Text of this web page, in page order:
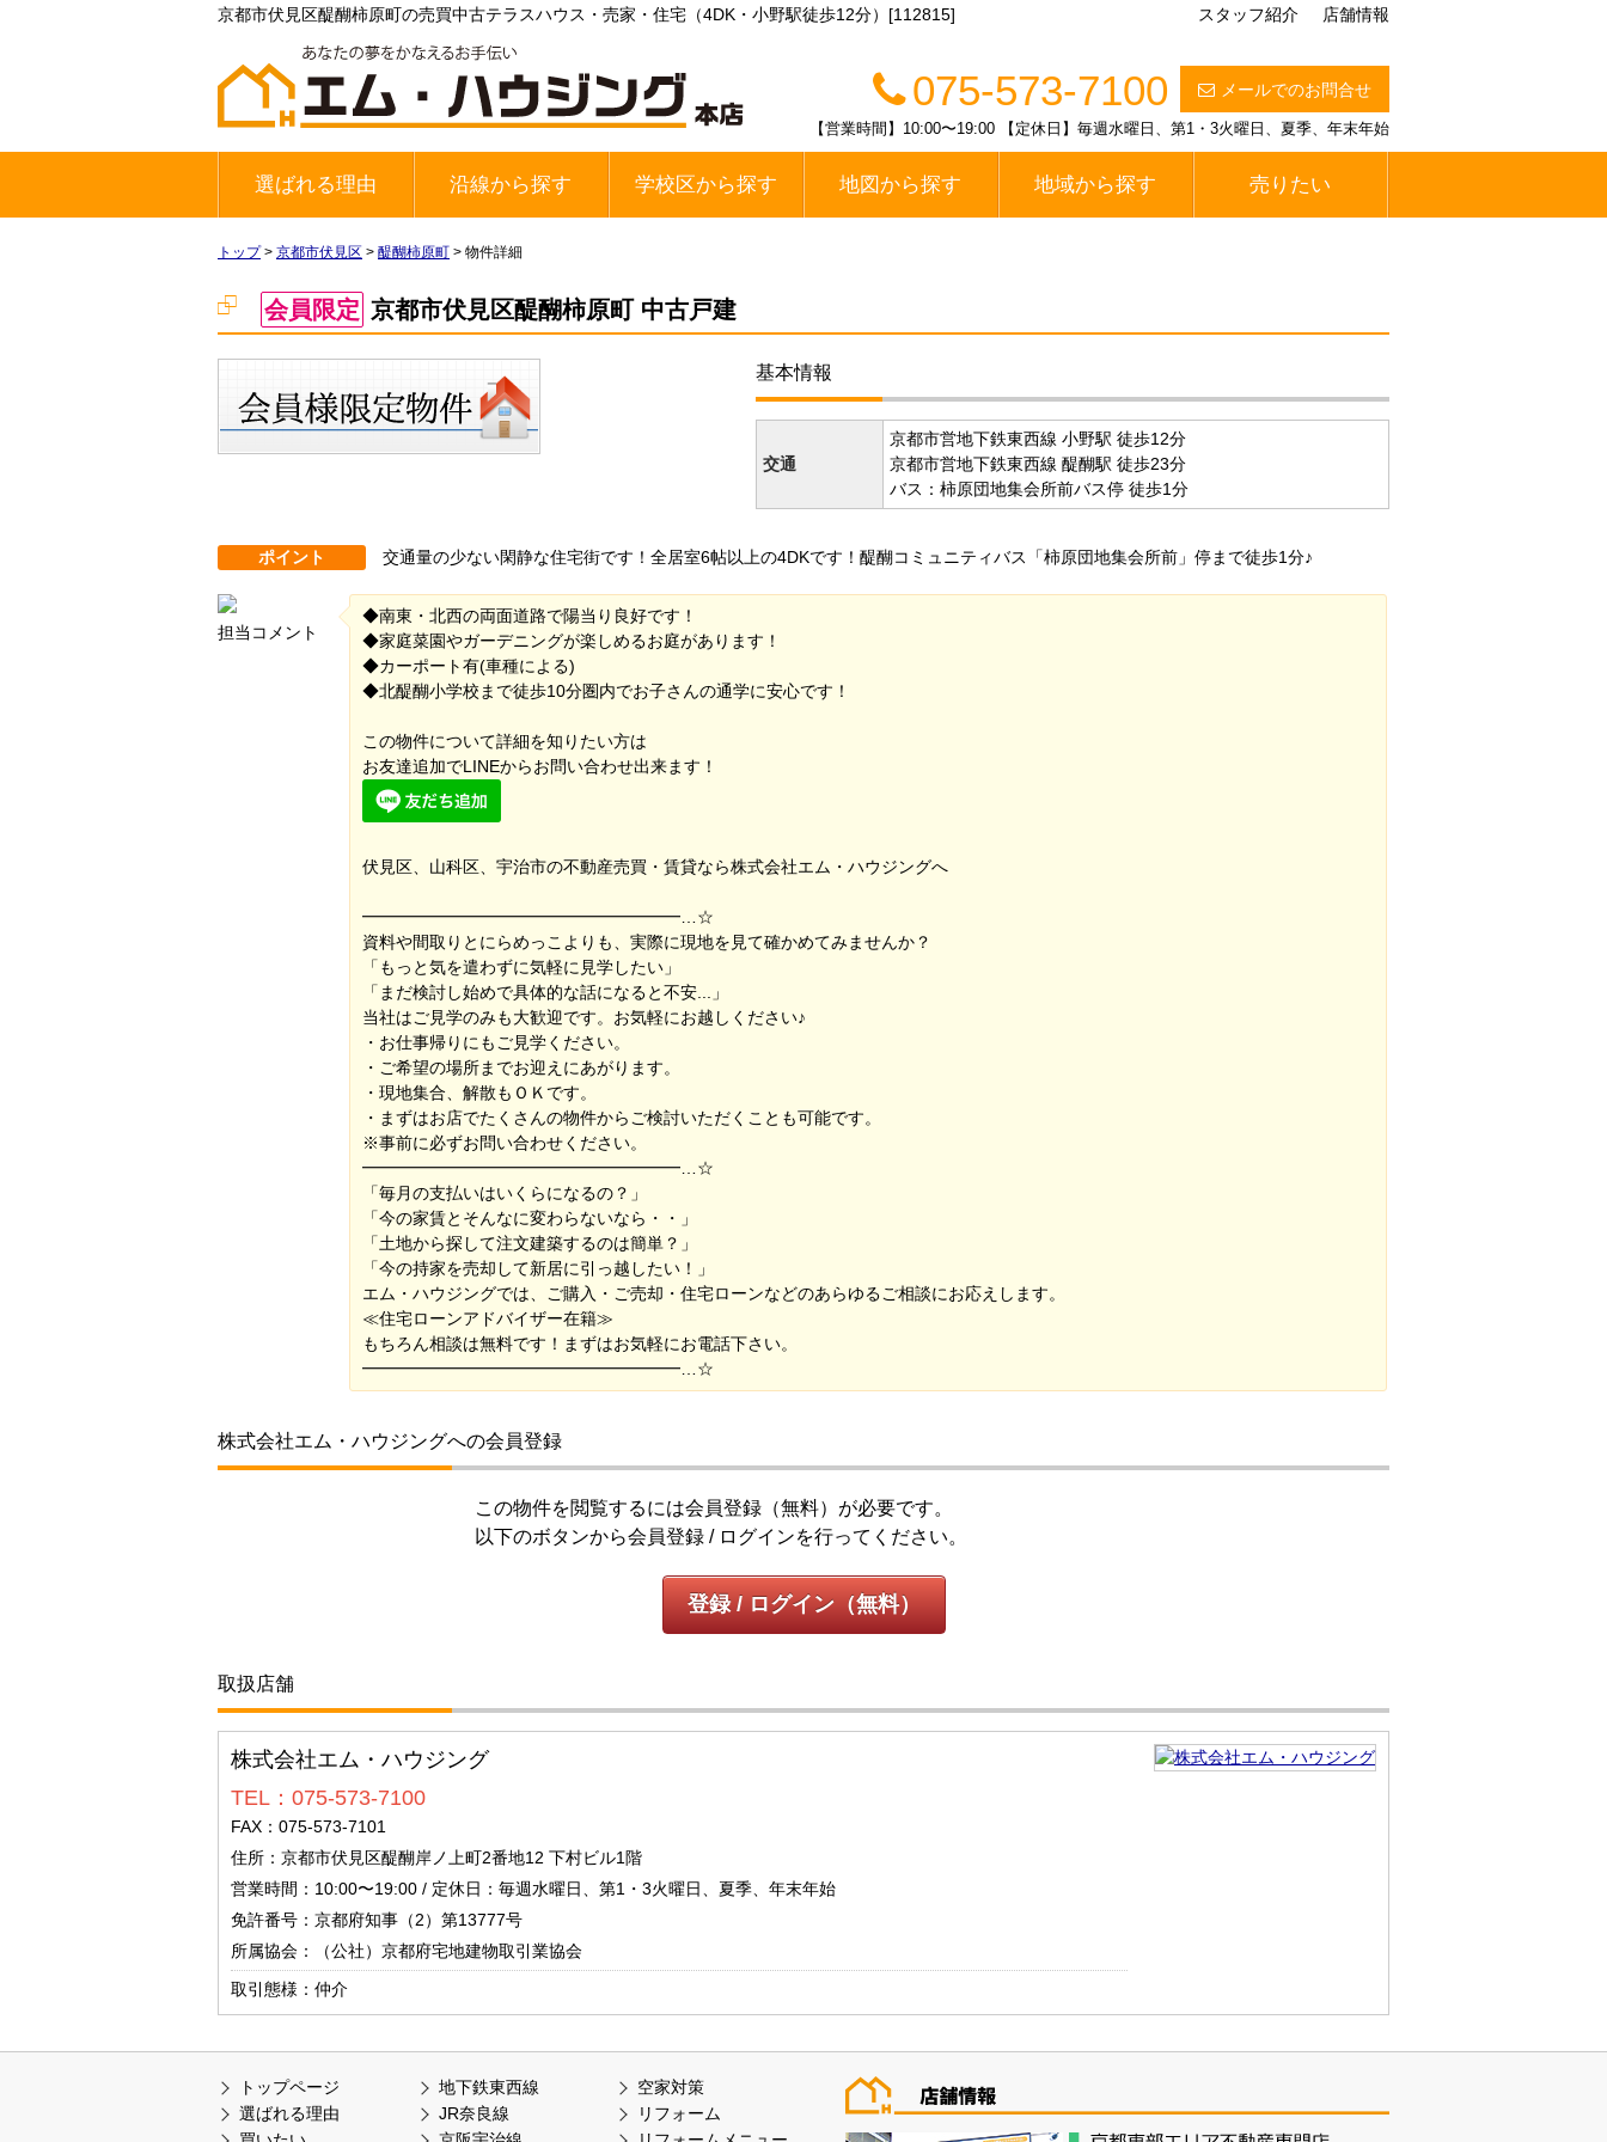
京都市伏見区醍醐柿原町の売買中古テラスハウス・売家・住宅（4DK・小野駅徒歩12分）[112815] スタッフ紹介 店舗情報
メールでのお問合せ
075-573-7100
【営業時間】10:00〜19:00 【定休日】毎週水曜日、第1・3火曜日、夏季、年末年始
選ばれる理由 沿線から探す
地下鉄東西線
JR奈良線
京阪宇治線
学校区から探す 地図から探す 地域から探す 売りたい
トップ> 京都市伏見区 > 醍醐柿原町 > 物件詳細
会員限定 京都市伏見区醍醐柿原町 中古戸建
基本情報
交通
京都市営地下鉄東西線 小野駅 徒歩12分
京都市営地下鉄東西線 醍醐駅 徒歩23分
バス：柿原団地集会所前バス停 徒歩1分
ポイント 交通量の少ない閑静な住宅街です！全居室6帖以上の4DKです！醍醐コミュニティバス「柿原団地集会所前」停まで徒歩1分♪
担当コメント
◆南東・北西の両面道路で陽当り良好です！
◆家庭菜園やガーデニングが楽しめるお庭があります！
◆カーポート有(車種による)
◆北醍醐小学校まで徒歩10分圏内でお子さんの通学に安心です！
この物件について詳細を知りたい方は
お友達追加でLINEからお問い合わせ出来ます！
伏見区、山科区、宇治市の不動産売買・賃貸なら株式会社エム・ハウジングへ
━━━━━━━━━━━━━━━━━━━…☆
資料や間取りとにらめっこよりも、実際に現地を見て確かめてみませんか？
「もっと気を遣わずに気軽に見学したい」
「まだ検討し始めで具体的な話になると不安...」
当社はご見学のみも大歓迎です。お気軽にお越しください♪
・お仕事帰りにもご見学ください。
・ご希望の場所までお迎えにあがります。
・現地集合、解散もＯＫです。
・まずはお店でたくさんの物件からご検討いただくことも可能です。
※事前に必ずお問い合わせください。
━━━━━━━━━━━━━━━━━━━…☆
「毎月の支払いはいくらになるの？」
「今の家賃とそんなに変わらないなら・・」
「土地から探して注文建築するのは簡単？」
「今の持家を売却して新居に引っ越したい！」
エム・ハウジングでは、ご購入・ご売却・住宅ローンなどのあらゆるご相談にお応えします。
≪住宅ローンアドバイザー在籍≫
もちろん相談は無料です！まずはお気軽にお電話下さい。
━━━━━━━━━━━━━━━━━━━…☆
株式会社エム・ハウジングへの会員登録
この物件を閲覧するには会員登録（無料）が必要です。
以下のボタンから会員登録 / ログインを行ってください。
登録 / ログイン（無料）
取扱店舗
株式会社エム・ハウジング
TEL：075-573-7100
FAX：075-573-7101
住所：京都市伏見区醍醐岸ノ上町2番地12 下村ビル1階
営業時間：10:00〜19:00 / 定休日：毎週水曜日、第1・3火曜日、夏季、年末年始
免許番号：京都府知事（2）第13777号
所属協会：（公社）京都府宅地建物取引業協会
取引態様：仲介
トップページ
選ばれる理由
地下鉄東西線
JR奈良線
空家対策
リフォーム